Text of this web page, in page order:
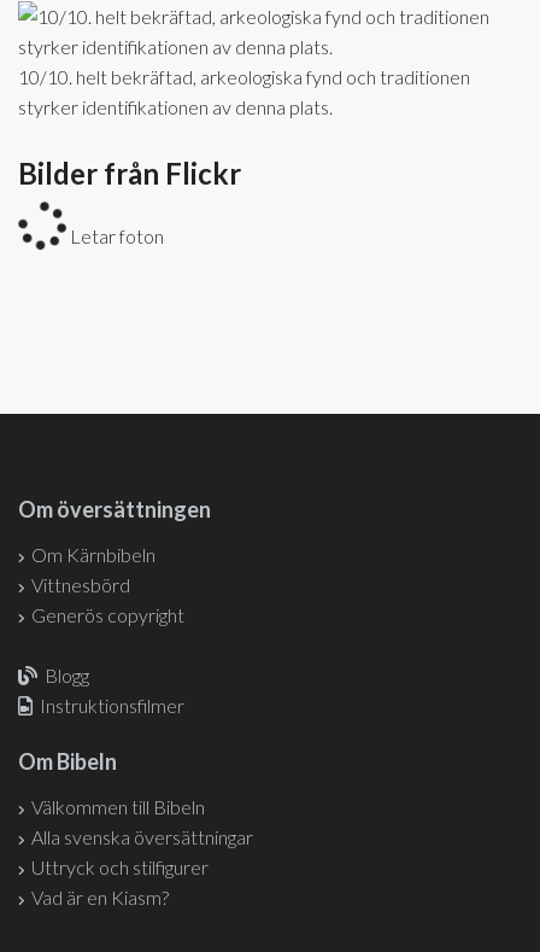
10/10. helt bekräftad, arkeologiska fynd och traditionen
styrker identifikationen av denna plats.
Bilder från Flickr
Letar foton
Om översättningen
Om Kärnbibeln
Vittnesbörd
Generös copyright
Blogg
Instruktionsfilmer
Om Bibeln
Välkommen till Bibeln
Alla svenska översättningar
Uttryck och stilfigurer
Vad är en Kiasm?